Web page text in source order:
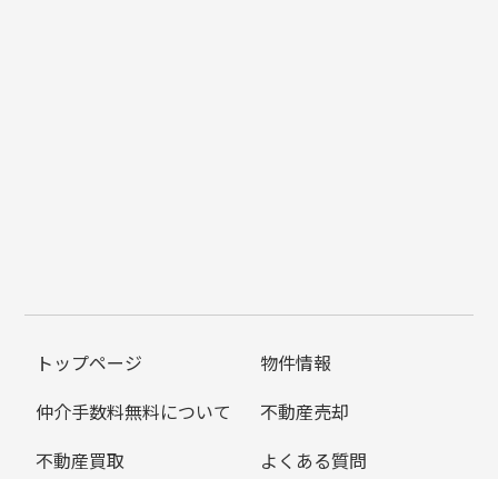
トップページ
物件情報
仲介手数料無料について
不動産売却
不動産買取
よくある質問